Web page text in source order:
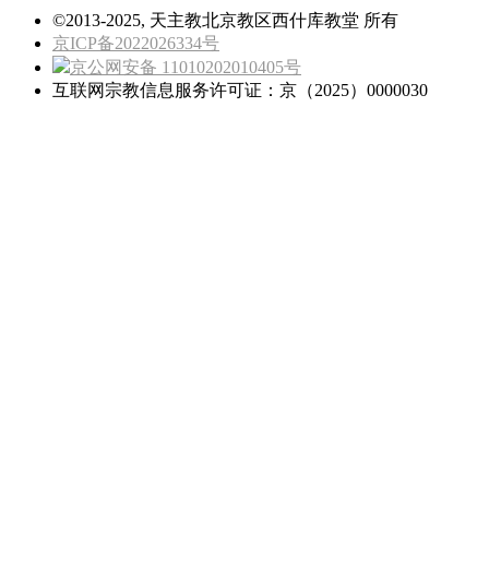
©2013-2025, 天主教北京教区西什库教堂 所有
京ICP备2022026334号
京公网安备 11010202010405号
互联网宗教信息服务许可证：京（2025）0000030